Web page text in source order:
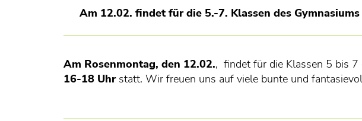
Am 12.02. findet für die 5.-7. Klassen des
Am Rosenmontag, den 12.02., findet für die Klassen 5 bis 7
16-18 Uhrstatt. Wir freuen uns auf viele bunte und